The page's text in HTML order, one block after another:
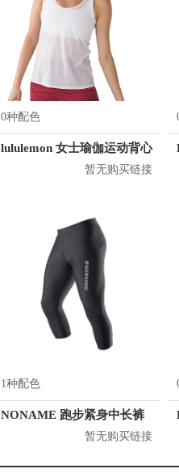
0种配色
lululemon 女士瑜伽运动背心
暂无购买链接
1种配色
NONAME 跑步紧身中长裤
暂无购买链接